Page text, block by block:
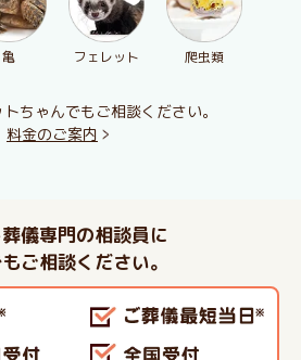
亀 フェレット 爬虫類
ちゃんでもご相談ください。
料金のご案内
儀専門の相談員に
ご相談ください。